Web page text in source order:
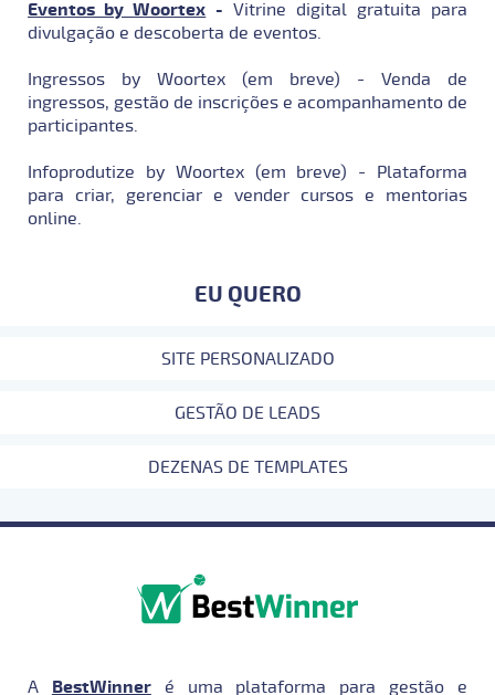
Eventos by Woortex - Vitrine digital gratuita para
divulgação e descoberta de eventos.
Ingressos by Woortex (em breve) - Venda de
ingressos, gestão de inscrições e acompanhamento de
participantes.
Infoprodutize by Woortex (em breve) - Plataforma
para criar, gerenciar e vender cursos e mentorias
online.
EU QUERO
SITE PERSONALIZADO
GESTÃO DE LEADS
DEZENAS DE TEMPLATES
A BestWinneré uma plataforma para gestão e